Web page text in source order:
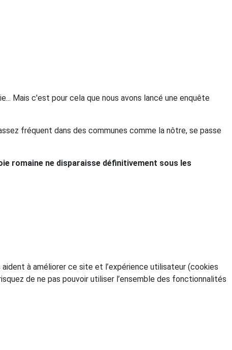
Mais c'est pour cela que nous avons lancé une enquête
fréquent dans des communes comme la nôtre, se passe
romaine ne disparaisse définitivement sous les
à améliorer ce site et l’expérience utilisateur (cookies
de ne pas pouvoir utiliser l’ensemble des fonctionnalités